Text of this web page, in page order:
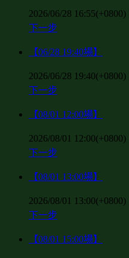
2026/06/28 16:55(+0800)
下一步
【06/28 19:40場】
2026/06/28 19:40(+0800)
下一步
【08/01 12:00場】
2026/08/01 12:00(+0800)
下一步
【08/01 13:00場】
2026/08/01 13:00(+0800)
下一步
【08/01 15:00場】